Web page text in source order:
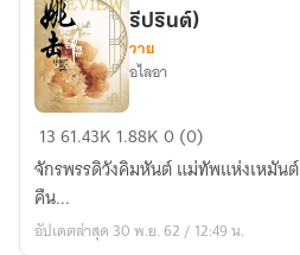
บุปผา
พญา
มาร
[Yaoi]จีน
โบราณ(เตรียม
รีปรินต์)
วาย
อไลอา
1361.43K 1.88K0 (0)
จักรพรรดิวังคิมหันต์ แม่ทัพแห่งเหมันต์ ดอกเหมยโรยร่วง ฝันมิหวน
คืน...
อัปเดตล่าสุด 30 พ.ย. 62 / 12:49 น.